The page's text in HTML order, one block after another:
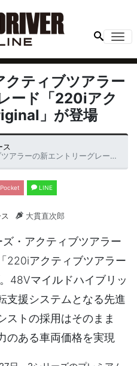
ティブツアラー
ード「220iアク
」が登場
ス
グレード「220iアクティブツアラー original」が登場
Pocket LINE
大貫直次郎
・アクティブツアラー
220iアクティブツアラー
48Vマイルドハイブリッ
支援システムとなる先進
ストの採用はそのまま
のある車両価格を実現